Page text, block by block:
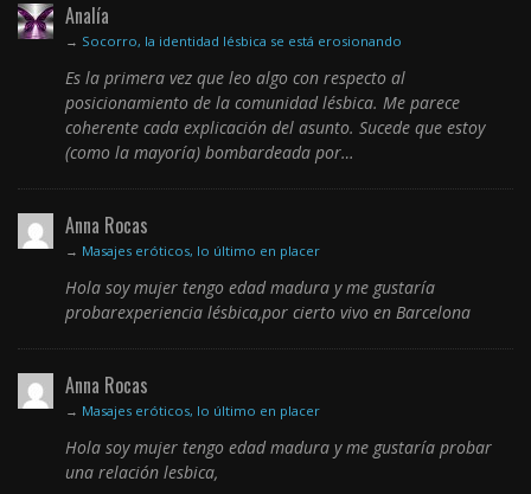
Analía
→ Socorro, la identidad lésbica se está erosionando
Es la primera vez que leo algo con respecto al
posicionamiento de la comunidad lésbica. Me parece
coherente cada explicación del asunto. Sucede que estoy
(como la mayoría) bombardeada por…
Anna Rocas
→ Masajes eróticos, lo último en placer
Hola soy mujer tengo edad madura y me gustaría
probarexperiencia lésbica,por cierto vivo en Barcelona
Anna Rocas
→ Masajes eróticos, lo último en placer
Hola soy mujer tengo edad madura y me gustaría probar
una relación lesbica,